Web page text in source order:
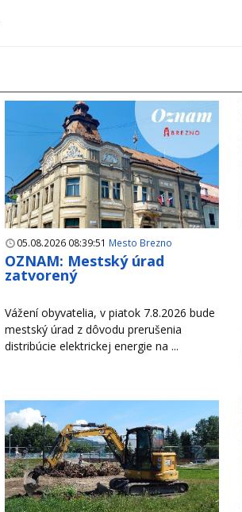
05.08.2026 08:39:51 Mesto Brezno
OZNAM: Mestský úrad
zatvorený
Vážení obyvatelia, v piatok 7.8.2026 bude
mestský úrad z dôvodu prerušenia
distribúcie elektrickej energie na ...